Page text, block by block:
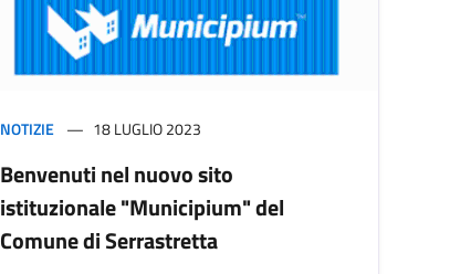
NOTIZIE 18 LUGLIO 2023
Benvenuti nel nuovo sito
istituzionale "Municipium" del
Comune di Serrastretta